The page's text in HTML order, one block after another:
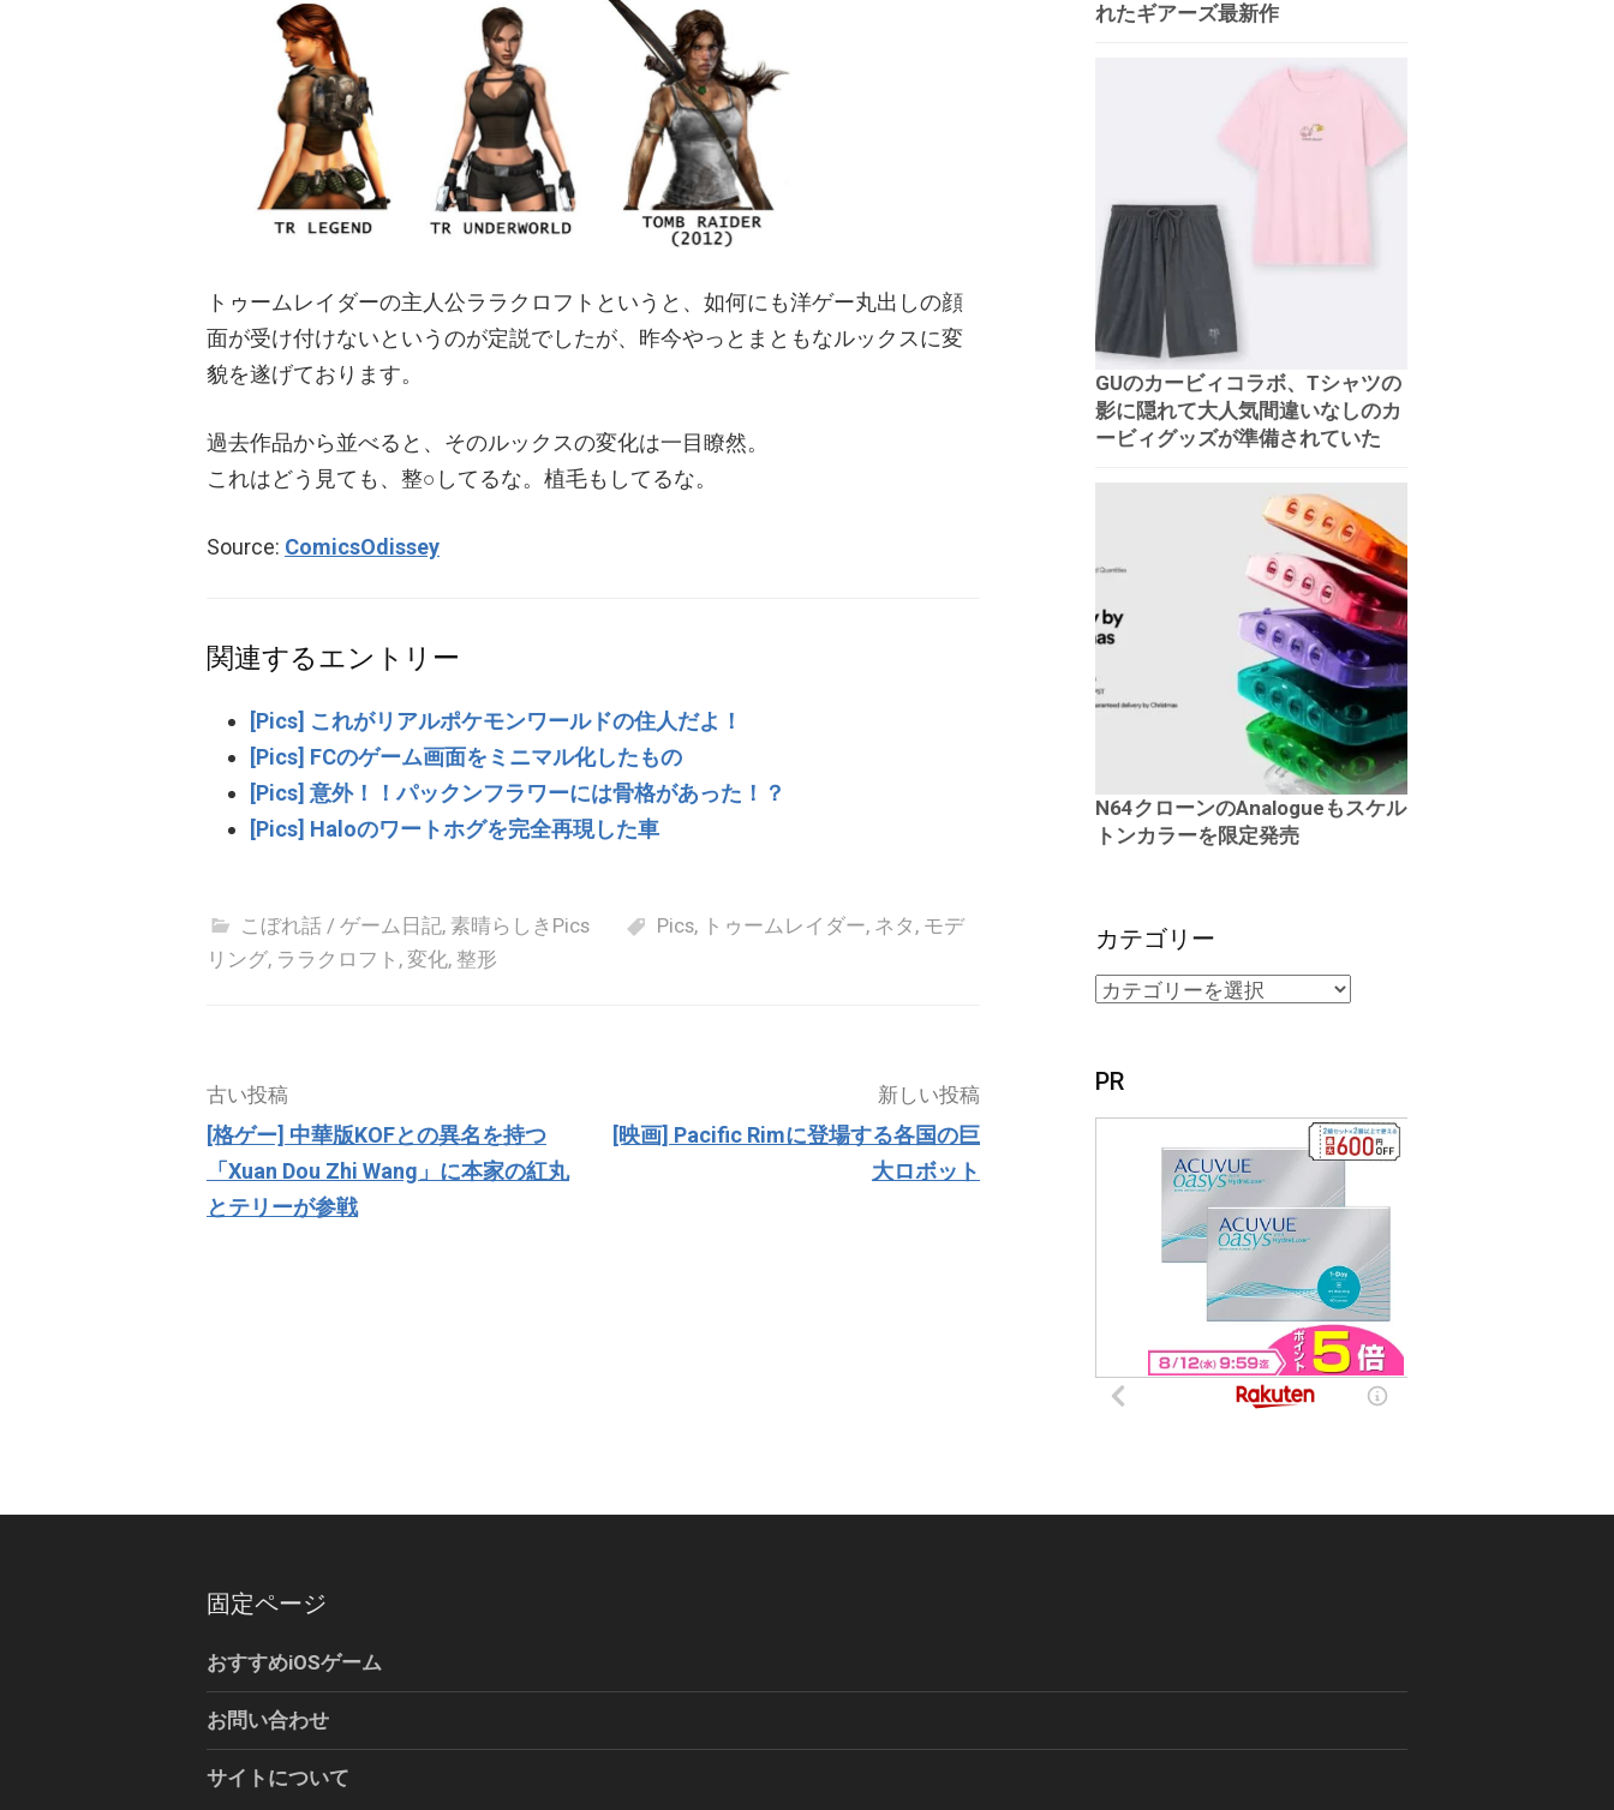
トゥームレイダーの主人公ララクロフトというと、如何にも洋ゲー丸出しの顔
面が受け付けないというのが定説でしたが、昨今やっとまともなルックスに変
貌を遂げております。
過去作品から並べると、そのルックスの変化は一目瞭然。
これはどう見ても、整○してるな。植毛もしてるな。
Source: ComicsOdissey
関連するエントリー
[Pics] これがリアルポケモンワールドの住人だよ！
[Pics] FCのゲーム画面をミニマル化したもの
[Pics] 意外！！パックンフラワーには骨格があった！？
[Pics] Haloのワートホグを完全再現した車
こぼれ話 / ゲーム日記, 素晴らしきPics Pics, トゥームレイダー, ネタ , モデ
リング, ララクロフト , 変化, 整形
投
稿
ナ
ビ
ゲ
古い投稿
[格ゲー] 中華版KOFとの異名を持つ
「Xuan Dou Zhi Wang」に本家の紅丸
とテリーが参戦
新しい投稿
[映画] Pacific Rimに登場する各国の巨
大ロボット
れたギアーズ最新作
GUのカービィコラボ、Tシャツの
影に隠れて大人気間違いなしのカ
ービィグッズが準備されていた
N64クローンのAnalogueもスケル
トンカラーを限定発売
カテゴリー
PR
固定ページ
おすすめiOSゲーム
お問い合わせ
サイトについて